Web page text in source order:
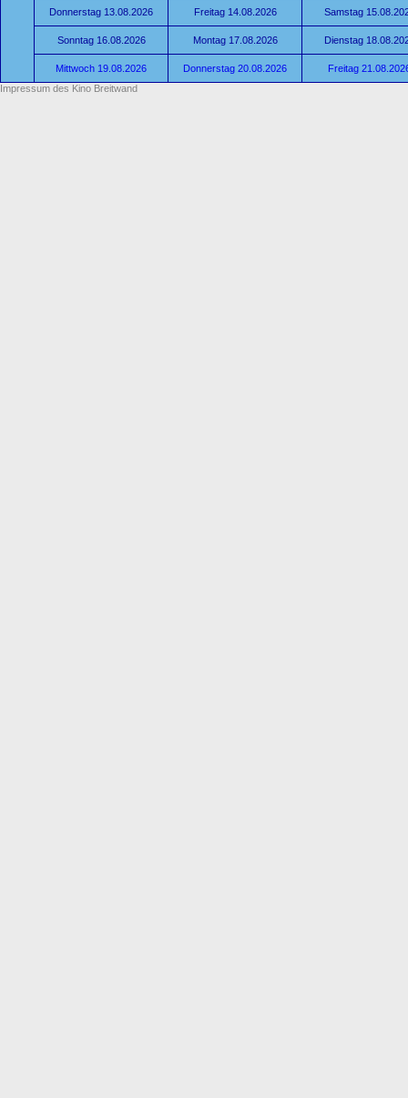
Donnerstag 13.08.2026 Freitag 14.08.2026 Samstag
Sonntag 16.08.2026 Montag 17.08.2026 Dienstag
Mittwoch 19.08.2026 Donnerstag 20.08.2026
Freitag
Impressum des Kino Breitwand